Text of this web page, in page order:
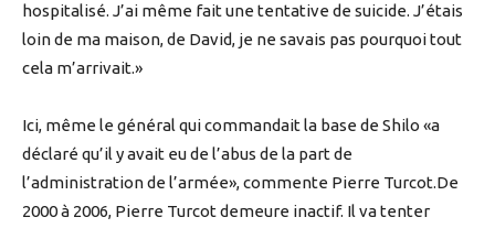
hospitalisé. J’ai même fait une tentative de suicide. J’étais
loin de ma maison, de David, je ne savais pas pourquoi tout
cela m’arrivait.»
Ici, même le général qui commandait la base de Shilo «a
déclaré qu’il y avait eu de l’abus de la part de
l’administration de l’armée», commente Pierre Turcot.De
2000 à 2006, Pierre Turcot demeure inactif. Il va tenter